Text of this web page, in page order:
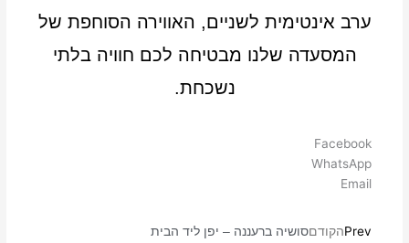
ערב אינטימית לשניים, האווירה הסוחפת של
המסעדה שלנו מבטיחה לכם חוויה בלתי
נשכחת.
Facebook
WhatsApp
Email
Prevהקודםסושיה ברעננה – יפן ליד הבית